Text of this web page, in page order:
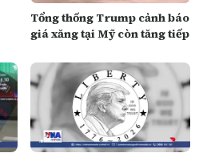
Tổng thống Trump cảnh báo
giá xăng tại Mỹ còn tăng tiếp